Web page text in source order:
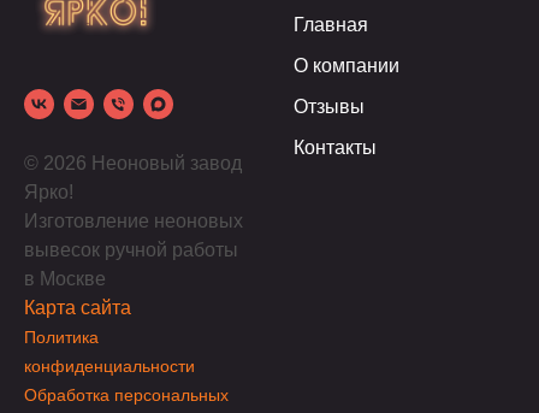
© 2026 Неоновый завод
Ярко!
Изготовление неоновых
вывесок ручной работы
в Москве
Карта сайта
Политика
конфиденциальности
Обработка персональных
Главная
О компании
Отзывы
Контакты